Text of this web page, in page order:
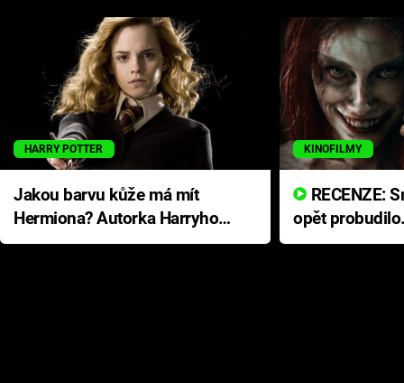
HARRY POTTER
Jakou barvu kůže má mít
Hermiona? Autorka Harryho
Pottera přišla s ráznou
KINOFILMY
opět
přichází s